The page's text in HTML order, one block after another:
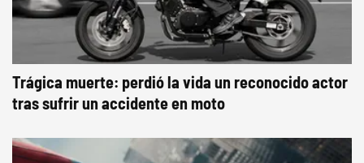
Trágica muerte: perdió la vida un reconocido actor
tras sufrir un accidente en moto